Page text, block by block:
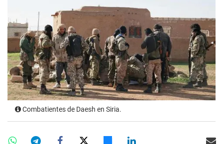
Combatientes de Daesh en Siria.